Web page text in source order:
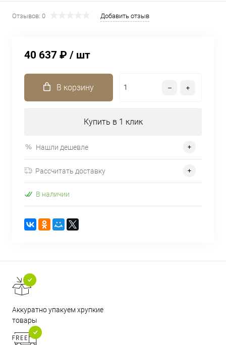
Отзывов: 0 Добавить отзыв
40 637 ₽ / шт
В корзину
Купить в 1 клик
Нашли дешевле
Рассчитать доставку
В наличии
Аккуратно упакуем хрупкие
товары